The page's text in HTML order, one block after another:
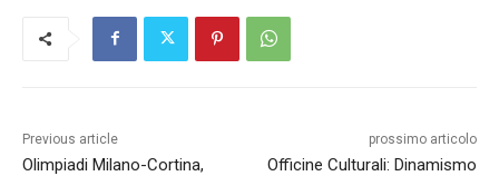
Previous article
Olimpiadi Milano-Cortina,
prossimo articolo
Officine Culturali: Dinamismo